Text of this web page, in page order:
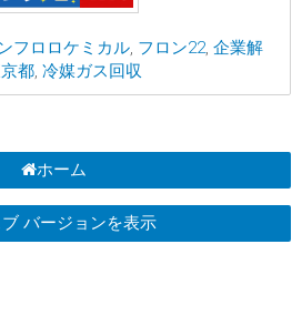
フロロケミカル, フロン22, 企業解
都, 冷媒ガス回収
ホーム
バージョンを表示